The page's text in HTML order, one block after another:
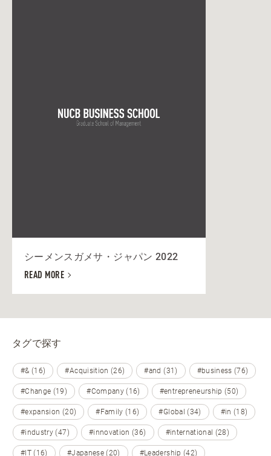
シーメンスガメサ・ジャパン 2022
READ MORE
タグで探す
#& (16) #Acquisition (26) #and (31) #business (76)
#Change (19) #Company (16) #entrepreneurship (50)
#expansion (20) #Family (16) #Global (34) #in (18)
#industry (47) #innovation (36) #international (28)
#IT (16) #Japanese (20) #Leadership (42)